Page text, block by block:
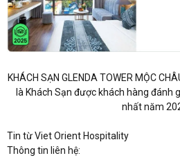
KHÁCH SẠN GLENDA TOWER MỘC
là Khách Sạn được khách hàng đánh
nhất năm
Tin từ Viet Orient Hospitality
Thông tin liên hệ: